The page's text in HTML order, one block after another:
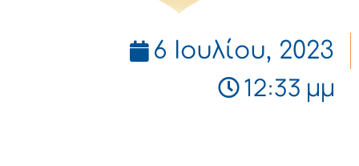
6 Ιουλίου, 2023
12:33 μμ